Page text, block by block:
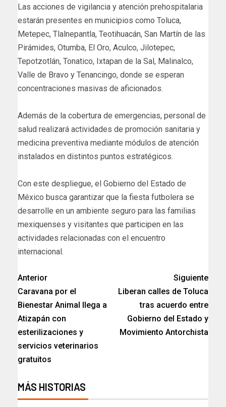
Las acciones de vigilancia y atención prehospitalaria
estarán presentes en municipios como Toluca,
Metepec, Tlalnepantla, Teotihuacán, San Martín de las
Pirámides, Otumba, El Oro, Aculco, Jilotepec,
Tepotzotlán, Tonatico, Ixtapan de la Sal, Malinalco,
Valle de Bravo y Tenancingo, donde se esperan
concentraciones masivas de aficionados.
Además de la cobertura de emergencias, personal de
salud realizará actividades de promoción sanitaria y
medicina preventiva mediante módulos de atención
instalados en distintos puntos estratégicos.
Con este despliegue, el Gobierno del Estado de
México busca garantizar que la fiesta futbolera se
desarrolle en un ambiente seguro para las familias
mexiquenses y visitantes que participen en las
actividades relacionadas con el encuentro
internacional.
Anterior
Caravana por el
Bienestar Animal llega a
Atizapán con
esterilizaciones y
servicios veterinarios
gratuitos
Siguiente
Liberan calles de Toluca
tras acuerdo entre
Gobierno del Estado y
Movimiento Antorchista
MÁS HISTORIAS